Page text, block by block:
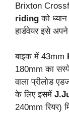
Brixton
riding को
हार्डवेयर इसे
बाइक में 43mm
180mm का
वाला प्रीलोड
के लिए इसमें
240mm रियर)